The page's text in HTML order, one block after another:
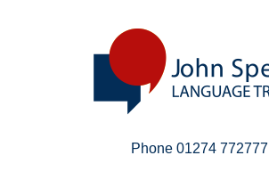
Phone 01274 772777